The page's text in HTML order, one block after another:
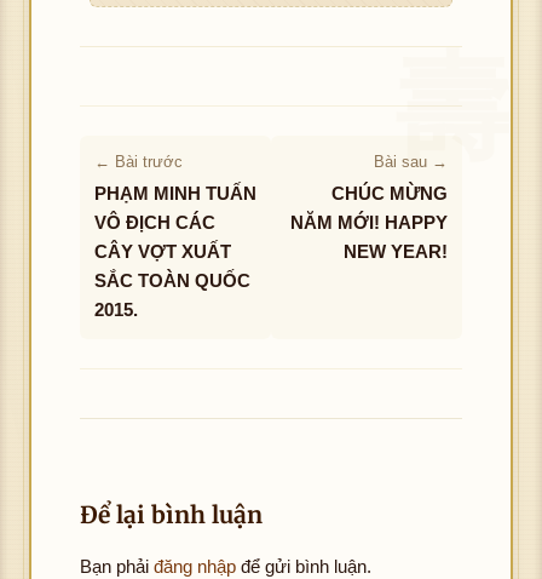
ảnh
← Bài trước
PHẠM MINH TUẤN
VÔ ĐỊCH CÁC
CÂY VỢT XUẤT
SẮC TOÀN QUỐC
2015.
Bài sau →
CHÚC MỪNG
NĂM MỚI! HAPPY
NEW YEAR!
Để lại bình luận
Bạn phải đăng nhập để gửi bình luận.